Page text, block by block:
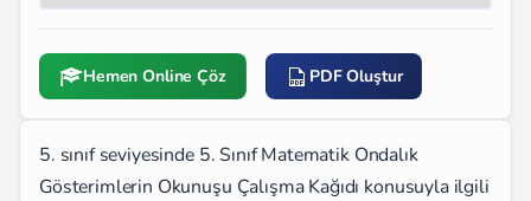
Hemen Online Çöz PDF Oluştur
5. sınıf seviyesinde 5. Sınıf Matematik Ondalık
Gösterimlerin Okunuşu Çalışma Kağıdı konusuyla ilgili